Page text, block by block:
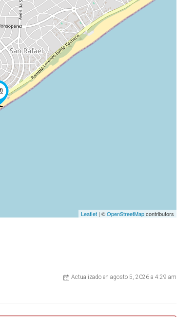
Leaflet | ©OpenStreetMapcontributors
Actualizado en agosto 5, 2026 a 4:29 am